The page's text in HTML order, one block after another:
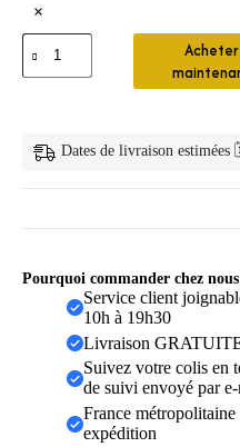
×
quantité
de
Rideau
Léopard
Tropical
Acheter
Dates de livraison
Pourquoi commander chez
Service client
10h à 19h30
Livraison
Suivez votre colis en
de suivi envoyé par
France
expédition